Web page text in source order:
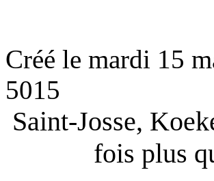
Créé le mardi 15
5015
Saint-Josse,
fois plus